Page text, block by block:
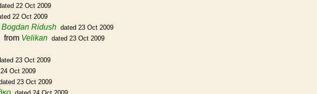
22 Oct 2009
22 Oct 2009
Bogdan Ridush dated 23 Oct 2009
from Velikan dated 23 Oct 2009
23 Oct 2009
Oct 2009
23 Oct 2009